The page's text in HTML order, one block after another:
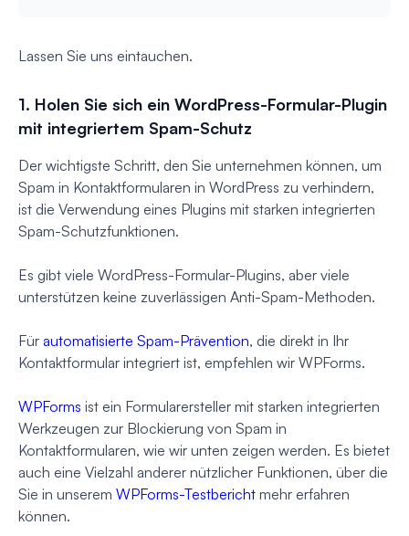
Lassen Sie uns eintauchen.
1. Holen Sie sich ein WordPress-Formular-Plugin
mit integriertem Spam-Schutz
Der wichtigste Schritt, den Sie unternehmen können, um
Spam in Kontaktformularen in WordPress zu verhindern,
ist die Verwendung eines Plugins mit starken integrierten
Spam-Schutzfunktionen.
Es gibt viele WordPress-Formular-Plugins, aber viele
unterstützen keine zuverlässigen Anti-Spam-Methoden.
Für automatisierte Spam-Prävention, die direkt in Ihr
Kontaktformular integriert ist, empfehlen wir WPForms.
WPForms ist ein Formularersteller mit starken integrierten
Werkzeugen zur Blockierung von Spam in
Kontaktformularen, wie wir unten zeigen werden. Es bietet
auch eine Vielzahl anderer nützlicher Funktionen, über die
Sie in unserem WPForms-Testbericht mehr erfahren
können.